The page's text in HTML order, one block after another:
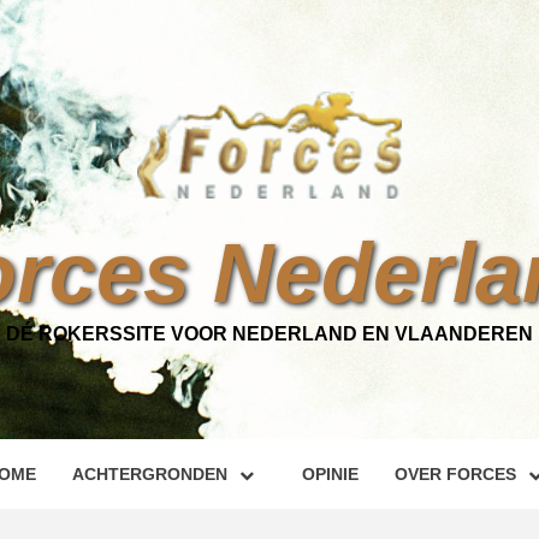
DÉ ROKERSSITE VOOR NEDERLAND EN VLAANDEREN
ACHTERGRONDEN OPINIE OVER FORCES